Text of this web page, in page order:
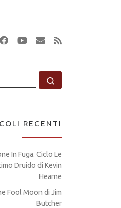
CERCA
RECENTI
In Fuga. Ciclo Le
Druido di Kevin
Hearne
Fool Moon di Jim
Butcher